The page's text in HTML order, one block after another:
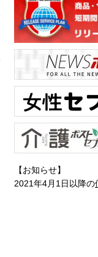
【お知らせ】
2021年4月1日以降の